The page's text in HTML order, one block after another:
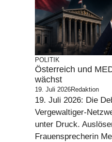
POLITIK
Österreich und
wächst
19. Juli 2026Redaktion
19. Juli 2026: Die
Vergewaltiger-
unter Druck.
Frauensprecherin